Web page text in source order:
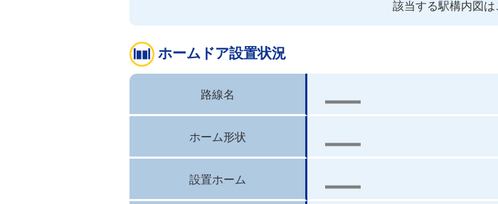
該当する駅構内図
ホームドア設置状況
路線名
ホーム形状
設置ホーム